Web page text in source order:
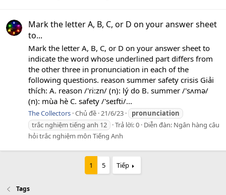
Mark the letter A, B, C, or D on your answer sheet
to...
Mark the letter A, B, C, or D on your answer sheet to
indicate the word whose underlined part differs from
the other three in pronunciation in each of the
following questions. reason summer safety crisis Giải
thích: A. reason /'ri:zn/ (n): lý do B. summer /'sʌmə/
(n): mùa hè C. safety /'seɪfti/...
The Collectors Chủ đề 21/6/23
pronunciation
trắc nghiệm tiếng anh 12
Trả lời: 0 Diễn đàn: Ngân hàng câu
hỏi trắc nghiệm môn Tiếng Anh
1 5 Tiếp
Tags